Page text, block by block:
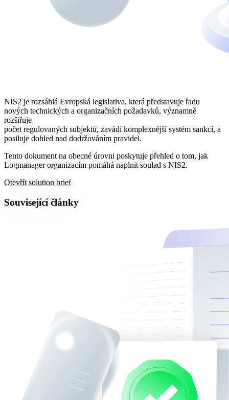
NIS2 je rozsáhlá Evropská legislativa, která představuje řadu
nových technických a organizačních požadavků, významně
rozšiřuje
počet regulovaných subjektů, zavádí komplexnější systém sankcí, a
posiluje dohled nad dodržováním pravidel.
Tento dokument na obecné úrovni poskytuje přehled o tom, jak
Logmanager organizacím pomáhá naplnit soulad s NIS2.
Otevřít solution brief
Související články